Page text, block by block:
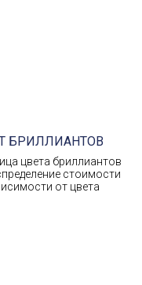
БРИЛЛИАНТОВ
цвета бриллиантов
стоимости
от цвета